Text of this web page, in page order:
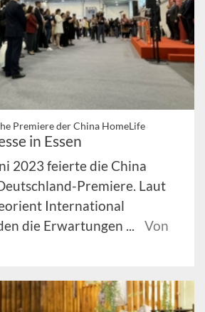
Premiere der China HomeLife
in Essen
2023 feierte die China
Premiere. Laut
International
die Erwartungen ...
Von